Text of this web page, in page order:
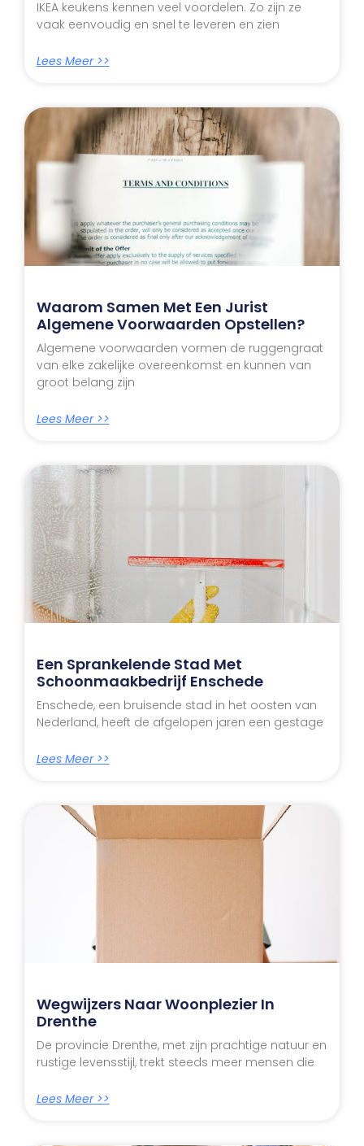
IKEA keukens kennen veel voordelen. Zo zijn ze
vaak eenvoudig en snel te leveren en zien
Lees Meer >>
Waarom Samen Met Een Jurist
Algemene Voorwaarden Opstellen?
Algemene voorwaarden vormen de ruggengraat
van elke zakelijke overeenkomst en kunnen van
groot belang zijn
Lees Meer >>
Een Sprankelende Stad Met
Schoonmaakbedrijf Enschede
Enschede, een bruisende stad in het oosten van
Nederland, heeft de afgelopen jaren een gestage
Lees Meer >>
Wegwijzers Naar Woonplezier In
Drenthe
De provincie Drenthe, met zijn prachtige natuur en
rustige levensstijl, trekt steeds meer mensen die
Lees Meer >>